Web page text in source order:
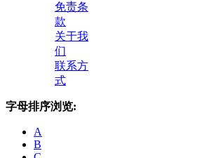
免责条
款
关于我
们
联系方
式
字母排序浏览:
A
B